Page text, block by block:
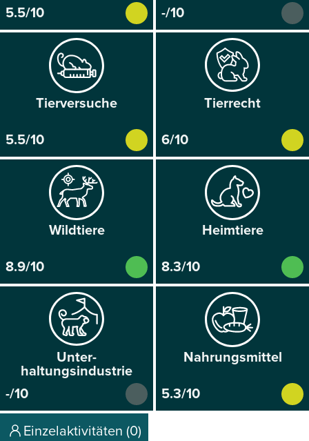
5.5/10
-/10
Tier­versuche
5.5/10
Tier­recht
6/10
Wild­tiere
8.9/10
Heim­tiere
8.3/10
Unter­
haltungsindustrie
-/10
Nahrungs­mittel
5.3/10
Einzelaktivitäten (0)